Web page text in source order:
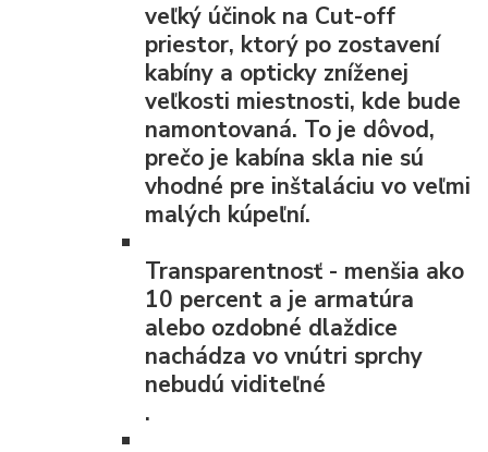
veľký účinok na Cut-off
priestor, ktorý po zostavení
kabíny a opticky zníženej
veľkosti miestnosti, kde bude
namontovaná. To je dôvod,
prečo je kabína skla nie sú
vhodné pre inštaláciu vo veľmi
malých kúpeľní.
Transparentnosť - menšia ako
10 percent a je armatúra
alebo ozdobné dlaždice
nachádza vo vnútri sprchy
nebudú viditeľné
.